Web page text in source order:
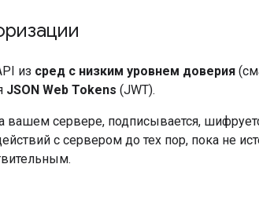
из сред с низким уровнем доверия
JSON Web Tokens (JWT).
вашем сервере, подписывается,
с сервером до тех пор, пока не